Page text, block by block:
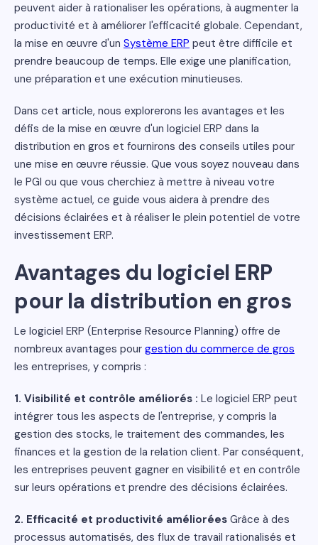
peuvent aider à rationaliser les opérations, à augmenter la
productivité et à améliorer l'efficacité globale. Cependant,
la mise en œuvre d'un Système ERP peut être difficile et
prendre beaucoup de temps. Elle exige une planification,
une préparation et une exécution minutieuses.
Dans cet article, nous explorerons les avantages et les
défis de la mise en œuvre d'un logiciel ERP dans la
distribution en gros et fournirons des conseils utiles pour
une mise en œuvre réussie. Que vous soyez nouveau dans
le PGI ou que vous cherchiez à mettre à niveau votre
système actuel, ce guide vous aidera à prendre des
décisions éclairées et à réaliser le plein potentiel de votre
investissement ERP.
Avantages du logiciel ERP
pour la distribution en gros
Le logiciel ERP (Enterprise Resource Planning) offre de
nombreux avantages pour gestion du commerce de gros
les entreprises, y compris :
1. Visibilité et contrôle améliorés : Le logiciel ERP peut
intégrer tous les aspects de l'entreprise, y compris la
gestion des stocks, le traitement des commandes, les
finances et la gestion de la relation client. Par conséquent,
les entreprises peuvent gagner en visibilité et en contrôle
sur leurs opérations et prendre des décisions éclairées.
2. Efficacité et productivité améliorées Grâce à des
processus automatisés, des flux de travail rationalisés et